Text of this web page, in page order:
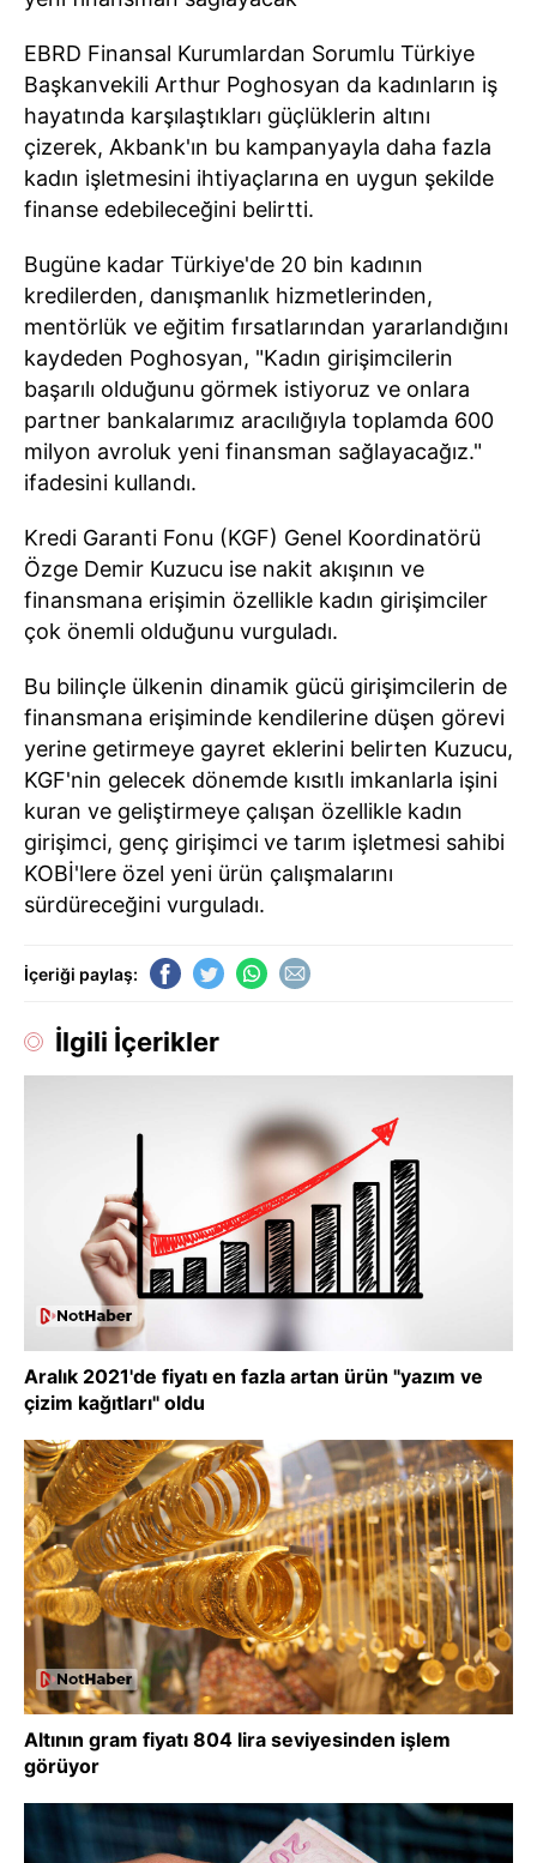
EBRD Finansal Kurumlardan Sorumlu Türkiye
Başkanvekili Arthur Poghosyan da kadınların iş
hayatında karşılaştıkları güçlüklerin altını
çizerek, Akbank'ın bu kampanyayla daha fazla
kadın işletmesini ihtiyaçlarına en uygun şekilde
finanse edebileceğini belirtti.
Bugüne kadar Türkiye'de 20 bin kadının
kredilerden, danışmanlık hizmetlerinden,
mentörlük ve eğitim fırsatlarından yararlandığını
kaydeden Poghosyan, "Kadın girişimcilerin
başarılı olduğunu görmek istiyoruz ve onlara
partner bankalarımız aracılığıyla toplamda 600
milyon avroluk yeni finansman sağlayacağız."
ifadesini kullandı.
Kredi Garanti Fonu (KGF) Genel Koordinatörü
Özge Demir Kuzucu ise nakit akışının ve
finansmana erişimin özellikle kadın girişimciler
çok önemli olduğunu vurguladı.
Bu bilinçle ülkenin dinamik gücü girişimcilerin de
finansmana erişiminde kendilerine düşen görevi
yerine getirmeye gayret eklerini belirten Kuzucu,
KGF'nin gelecek dönemde kısıtlı imkanlarla işini
kuran ve geliştirmeye çalışan özellikle kadın
girişimci, genç girişimci ve tarım işletmesi sahibi
KOBİ'lere özel yeni ürün çalışmalarını
sürdüreceğini vurguladı.
İçeriği paylaş:
İlgili İçerikler
Aralık 2021'de fiyatı en fazla artan ürün "yazım ve
çizim kağıtları" oldu
Altının gram fiyatı 804 lira seviyesinden işlem
görüyor